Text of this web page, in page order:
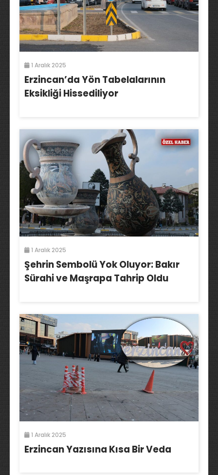
1 Aralık 2025
Erzincan’da Yön Tabelalarının
Eksikliği Hissediliyor
1 Aralık 2025
Şehrin Sembolü Yok Oluyor: Bakır
Sürahi ve Maşrapa Tahrip Oldu
1 Aralık 2025
Erzincan Yazısına Kısa Bir Veda